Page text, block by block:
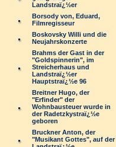
Landstraï¿½er
Borsody von, Eduard,
Filmregisseur
Boskovsky Willi und die
Neujahrskonzerte
Brahms der Gast in der
"Goldspinnerin", im
Streicherhaus und
Landstraï¿½er
Hauptstraï¿½e 96
Breitner Hugo, der
"Erfinder" der
Wohnbausteuer wurde in
der Radetzkystraï¿½e
geboren
Bruckner Anton, der
"Musikant Gottes", auf der